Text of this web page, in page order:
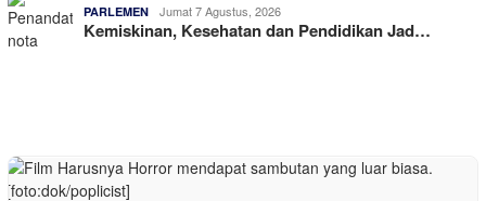
PARLEMEN Jumat 7 Agustus, 2026
Kemiskinan, Kesehatan dan Pendidikan Jad…